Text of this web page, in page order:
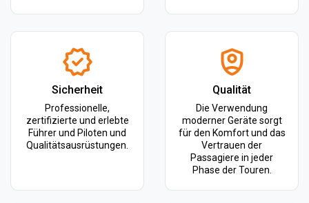
Sicherheit
Professionelle,
zertifizierte und erlebte
Führer und Piloten und
Qualitätsausrüstungen.
Qualität
Die Verwendung
moderner Geräte sorgt
für den Komfort und das
Vertrauen der
Passagiere in jeder
Phase der Touren.